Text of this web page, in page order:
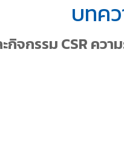
บทค
กิจกรรม CSR คว